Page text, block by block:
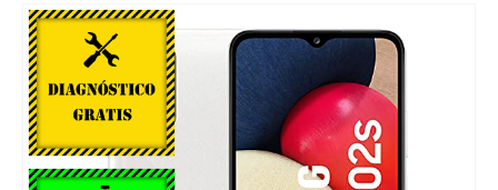
Saltar
al
final
de
la
galería
de
imágenes